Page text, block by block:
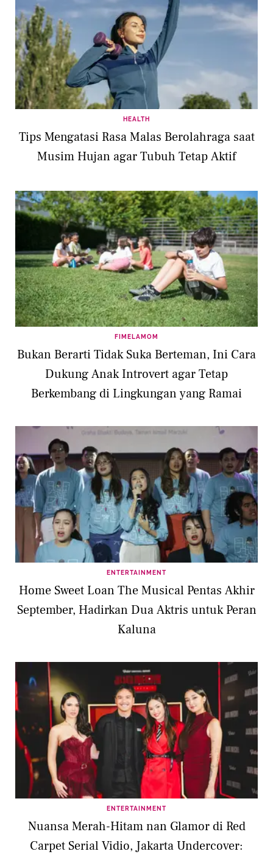
HEALTH
Tips Mengatasi Rasa Malas Berolahraga saat
Musim Hujan agar Tubuh Tetap Aktif
FIMELAMOM
Bukan Berarti Tidak Suka Berteman, Ini Cara
Dukung Anak Introvert agar Tetap
Berkembang di Lingkungan yang Ramai
ENTERTAINMENT
Home Sweet Loan The Musical Pentas Akhir
September, Hadirkan Dua Aktris untuk Peran
Kaluna
ENTERTAINMENT
Nuansa Merah-Hitam nan Glamor di Red
Carpet Serial Vidio, Jakarta Undercover: